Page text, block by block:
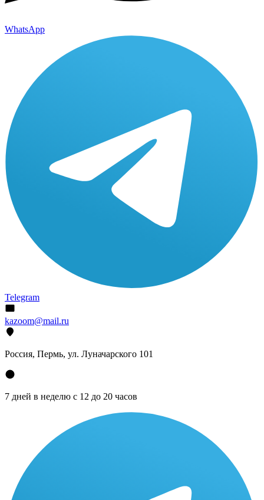
WhatsApp
Telegram
kazoom@mail.ru
Россия, Пермь, ул. Луначарского 101
7 дней в неделю с 12 до 20 часов